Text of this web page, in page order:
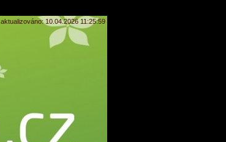
aktualizováno: 10.04.2026 11:25:59